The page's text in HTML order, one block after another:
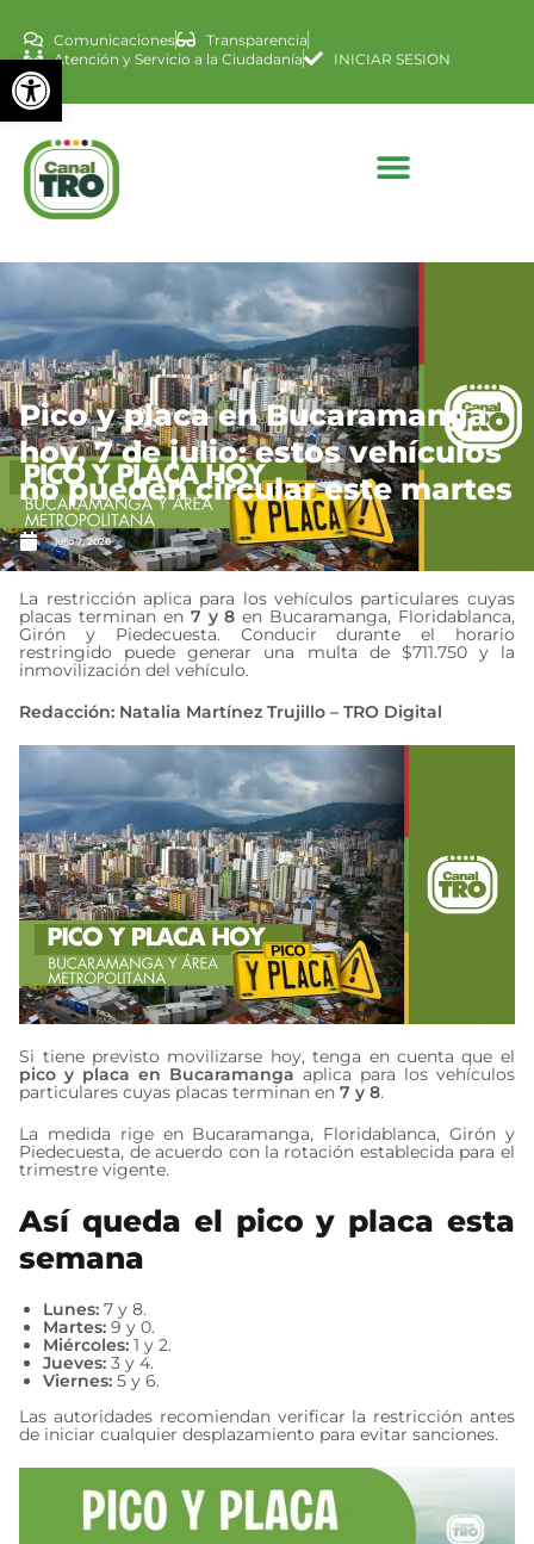
Abrir barra de
Comunicaciones
Transparencia
Atención y Servicio a la Ciudadanía
INICIAR SESION
Pico y placa en Bucaramanga
hoy, 7 de julio: estos vehículos
no pueden circular este martes
julio 7, 2026
La restricción aplica para los vehículos particulares cuyas
placas terminan en 7 y 8 en Bucaramanga, Floridablanca,
Girón y Piedecuesta. Conducir durante el horario
restringido puede generar una multa de $711.750 y la
inmovilización del vehículo.
Redacción: Natalia Martínez Trujillo – TRO Digital
Si tiene previsto movilizarse hoy, tenga en cuenta que el
pico y placa en Bucaramanga aplica para los vehículos
particulares cuyas placas terminan en7 y 8.
La medida rige en Bucaramanga, Floridablanca, Girón y
Piedecuesta, de acuerdo con la rotación establecida para el
trimestre vigente.
Así queda el pico y placa esta
semana
Lunes: 7 y 8.
Martes: 9 y 0.
Miércoles: 1 y 2.
Jueves: 3 y 4.
Viernes: 5 y 6.
Las autoridades recomiendan verificar la restricción antes
de iniciar cualquier desplazamiento para evitar sanciones.